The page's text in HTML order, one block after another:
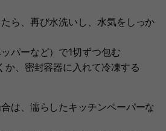
ら、再び水洗いし、水気をしっか
パーなど）で1切ずつ包む
、密封容器に入れて冷凍する
は、濡らしたキッチンペーパーな